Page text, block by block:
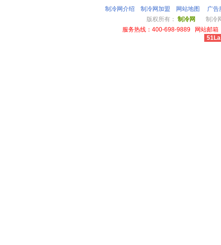
制冷网介绍 制冷网加盟 网站地图
广告
版权所有： 制冷网
制冷网
服务热线：400-698-9889 网站邮
51La